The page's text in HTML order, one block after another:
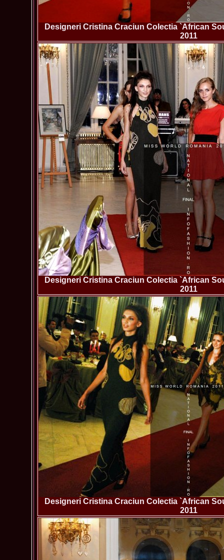
Designeri Cristina Craciun Colectia `African
2011
Designeri Cristina Craciun Colectia `African
2011
Designeri Cristina Craciun Colectia `African
2011